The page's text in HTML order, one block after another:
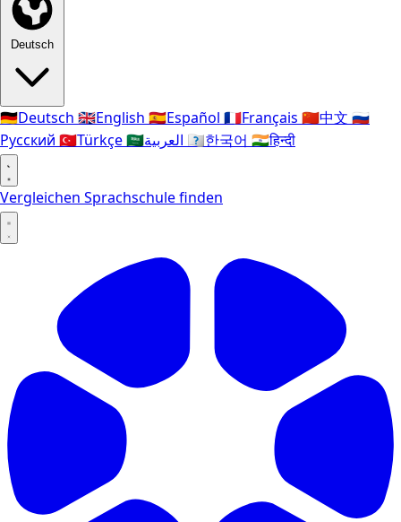
Deutsch
🇩🇪Deutsch 🇬🇧English 🇪🇸Español 🇫🇷Français 🇨🇳中文 🇷🇺
Русский 🇹🇷Türkçe🇸🇦 🇰🇷한국어 🇮🇳हिन्दी
Vergleichen Sprachschule finden